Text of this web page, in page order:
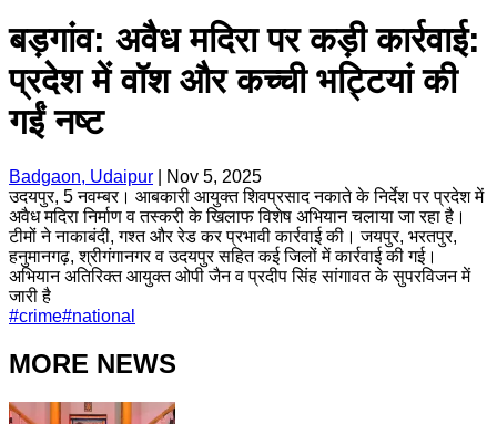
बड़गांव: अवैध मदिरा पर कड़ी कार्रवाई:
प्रदेश में वॉश और कच्ची भट्टियां की
गईं नष्ट
Badgaon, Udaipur
Nov 5, 2025
उदयपुर, 5 नवम्बर। आबकारी आयुक्त शिवप्रसाद नकाते के निर्देश पर प्रदेश में
अवैध मदिरा निर्माण व तस्करी के खिलाफ विशेष अभियान चलाया जा रहा है।
टीमों ने नाकाबंदी, गश्त और रेड कर प्रभावी कार्रवाई की। जयपुर, भरतपुर,
हनुमानगढ़, श्रीगंगानगर व उदयपुर सहित कई जिलों में कार्रवाई की गई।
अभियान अतिरिक्त आयुक्त ओपी जैन व प्रदीप सिंह सांगावत के सुपरविजन में
जारी है
#crime#national
MORE NEWS